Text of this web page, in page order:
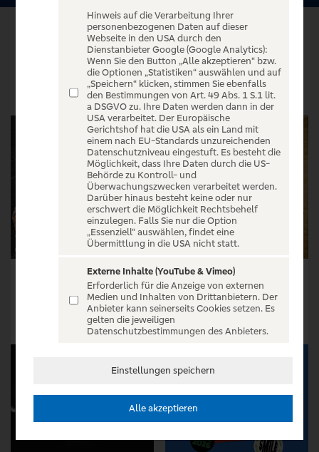
VERANSTALTUNGEN
Clemens Brock - Der Vadda - Früher war alles besser, oder?
Tickets ab € 46,75
Bülent Ceylan - Diktatürk
Tickets ab € 56,85
Tickets
Hinweis auf die Verarbeitung Ihrer
personenbezogenen Daten auf dieser
Webseite in den USA durch den
Dienstanbieter Google (Google Analytics):
Wenn Sie den Button „Alle akzeptieren“ bzw.
die Optionen „Statistiken“ auswählen und auf
„Speichern“ klicken, stimmen Sie ebenfalls
den Bestimmungen von Art. 49 Abs. 1 S.1 lit.
a DSGVO zu. Ihre Daten werden dann in der
USA verarbeitet. Der Europäische
Gerichtshof hat die USA als ein Land mit
einem nach EU-Standards unzureichenden
Datenschutzniveau eingestuft. Es besteht die
Möglichkeit, dass Ihre Daten durch die US-
Behörde zu Kontroll- und
Überwachungszwecken verarbeitet werden.
Darüber hinaus besteht keine oder nur
erschwert die Möglichkeit Rechtsbehelf
einzulegen. Falls Sie nur die Option
„Essenziell“ auswählen, findet eine
Übermittlung in die USA nicht statt.
Externe Inhalte (YouTube & Vimeo)
Erforderlich für die Anzeige von externen
Medien und Inhalten von Drittanbietern. Der
Anbieter kann seinerseits Cookies setzen. Es
gelten die jeweiligen
Datenschutzbestimmungen des Anbieters.
Einstellungen speichern
Alle akzeptieren